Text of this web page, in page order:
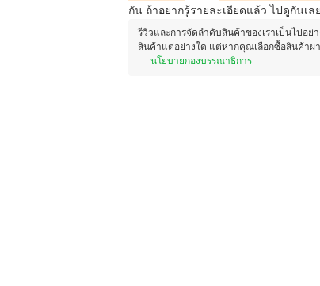
กัน ถ้าอยากรู้รายละเอียดแล้ว ไปดูกันเล
รีวิวและการจัดลำดับสินค้าของเราเป็นไปอ
สินค้าแต่อย่างใด แต่หากคุณเลือกซื้อสินค้าผ่
นโยบายกองบรรณาธิการ